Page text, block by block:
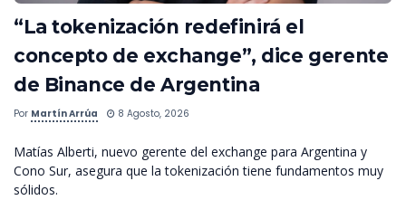
“La tokenización redefinirá el
concepto de exchange”, dice gerente
de Binance de Argentina
Por Martín Arrúa 8 Agosto, 2026
Matías Alberti, nuevo gerente del exchange para Argentina y
Cono Sur, asegura que la tokenización tiene fundamentos muy
sólidos.